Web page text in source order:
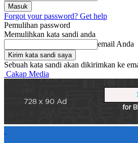
Forgot your password? Get help
Pemulihan password
Memulihkan kata sandi anda
email Anda
Sebuah kata sandi akan dikirimkan ke
Cakap Media